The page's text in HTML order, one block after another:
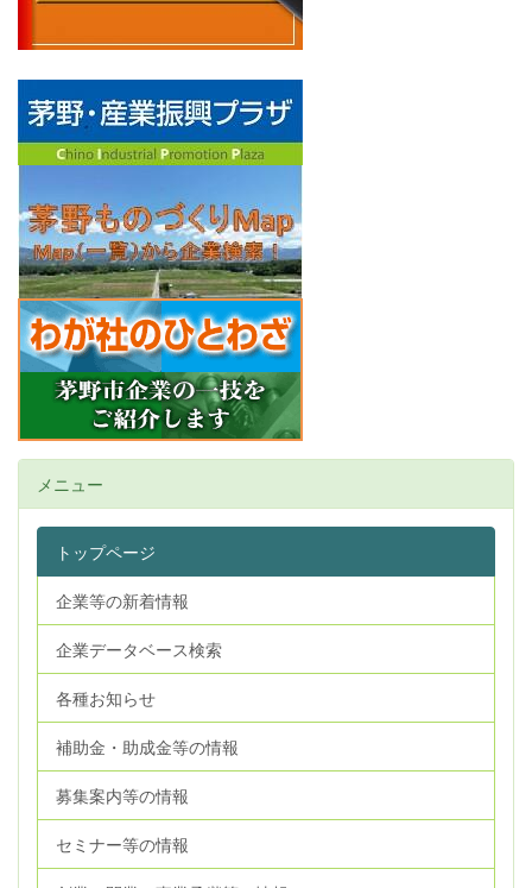
メニュー
トップページ
企業等の新着情報
企業データベース検索
各種お知らせ
補助金・助成金等の情報
募集案内等の情報
セミナー等の情報